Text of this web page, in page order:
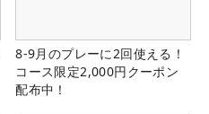
8-9月のプレーに2回使える！
コース限定2,000円クーポン
配布中！